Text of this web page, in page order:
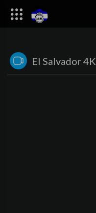
El Salvador 4K